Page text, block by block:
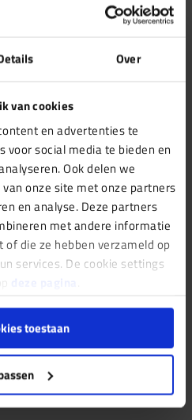
Over
van cookies
en advertenties te
voor social media te bieden en
Ook delen we
onze site met onze partners
en analyse. Deze partners
met andere informatie
die ze hebben verzameld op
services. De cookie settings
deze pagina
toestaan
indienen. Deze klacht kunt
Wonen
1023 BX Amsterdam
er niet tussen?
staat kunt u altijd contact